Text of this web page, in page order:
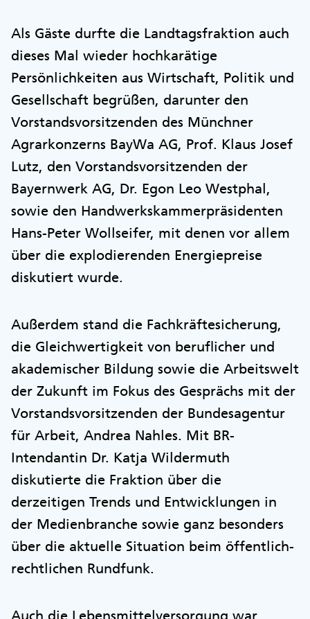
Als Gäste durfte die Landtagsfraktion auch
dieses Mal wieder hochkarätige
Persönlichkeiten aus Wirtschaft, Politik und
Gesellschaft begrüßen, darunter den
Vorstandsvorsitzenden des Münchner
Agrarkonzerns BayWa AG, Prof. Klaus Josef
Lutz, den Vorstandsvorsitzenden der
Bayernwerk AG, Dr. Egon Leo Westphal,
sowie den Handwerkskammerpräsidenten
Hans-Peter Wollseifer, mit denen vor allem
über die explodierenden Energiepreise
diskutiert wurde.
Außerdem stand die Fachkräftesicherung,
die Gleichwertigkeit von beruflicher und
akademischer Bildung sowie die Arbeitswelt
der Zukunft im Fokus des Gesprächs mit der
Vorstandsvorsitzenden der Bundesagentur
für Arbeit, Andrea Nahles. Mit BR-
Intendantin Dr. Katja Wildermuth
diskutierte die Fraktion über die
derzeitigen Trends und Entwicklungen in
der Medienbranche sowie ganz besonders
über die aktuelle Situation beim öffentlich-
rechtlichen Rundfunk.
Auch die Lebensmittelversorgung war